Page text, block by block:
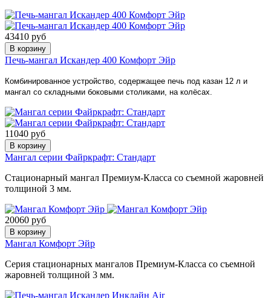
43410 руб
В корзину
Печь-мангал Искандер 400 Комфорт Эйр
Комбинированное устройство, содержащее печь под казан 12 л и
мангал со складными боковыми столиками, на колёсах.
11040 руб
В корзину
Мангал серии Файркрафт: Стандарт
Стационарный мангал Премиум-Класса со съемной жаровней
толщиной 3 мм.
20060 руб
В корзину
Мангал Комфорт Эйр
Серия стационарных мангалов Премиум-Класса со съемной
жаровней толщиной 3 мм.